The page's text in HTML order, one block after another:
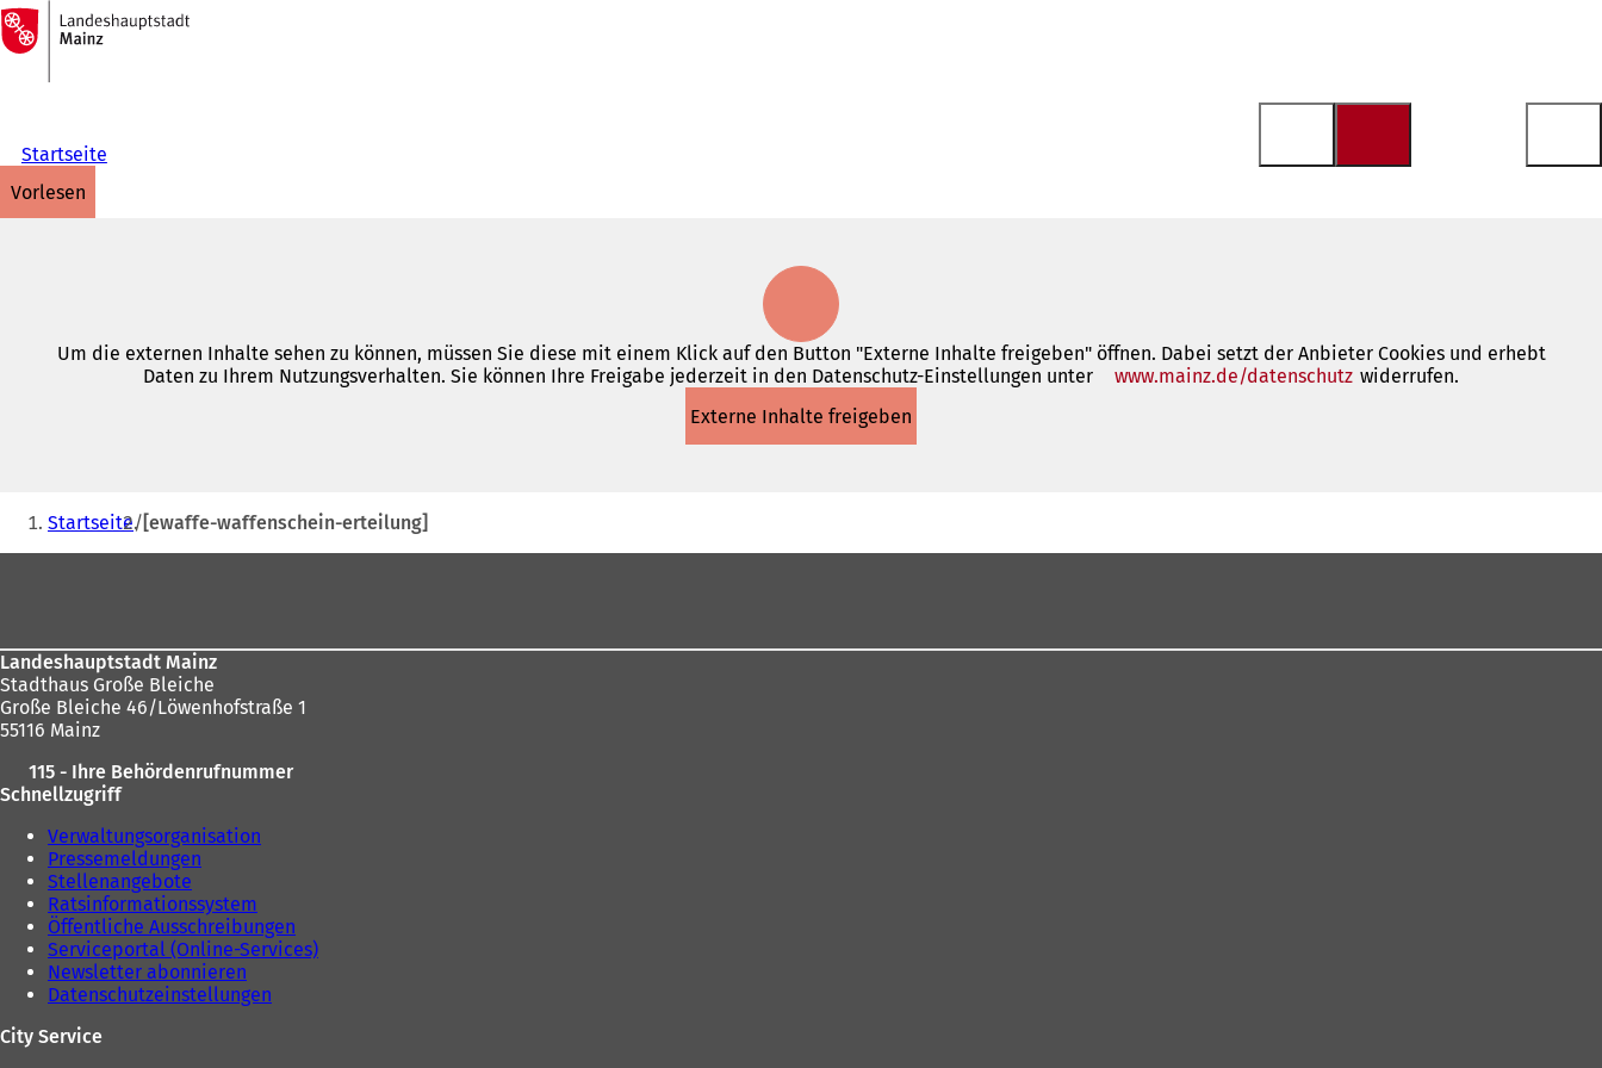
Inhalt anspringen
Zur
Startseite
Startseite
vorlesen
Um die externen Inhalte sehen zu können, müssen Sie diese mit einem Klick auf den Button "Externe Inhalte freigeben" öffnen. Dabei setzt der Anbieter Cookies und erhebt
Daten zu Ihrem Nutzungsverhalten. Sie können Ihre Freigabe jederzeit in den Datenschutz-Einstellungen unter
www.mainz.de/datenschutz (Öffnet
widerrufen.
Externe Inhalte freigeben
Sie
befinden
Startseite [ewaffe-waffenschein-erteilung]
Landeshauptstadt Mainz
Stadthaus Große Bleiche
Große Bleiche 46/Löwenhofstraße 1
55116 Mainz
115 - Ihre Behördenrufnummer
Schnellzugriff
Verwaltungsorganisation
Pressemeldungen
Stellenangebote
Ratsinformationssystem
Öffentliche Ausschreibungen
Serviceportal (Online-Services)
Newsletter abonnieren
Datenschutzeinstellungen
City Service